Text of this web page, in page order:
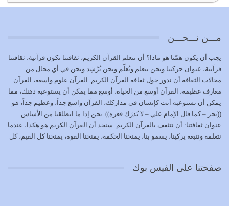
الوظيفة عبارة عن مسؤولية يجب النهوض بها كما ينبغي لكي
وَالْمُنْفِقِينَ…
يوليو 17, 2026
الاعتصام بحبل الله أمر إلهي للمؤمنين وهو بمثابة سبب بينهم
وبين الله يترتب عليه النصر…
يوليو 16, 2026
إما أن نحاول أن نكون من أولياء الله فيتم على أيدينا ضرب
يوليو 15, 2026
مـــن نـــحـــن
يجب أن يكون همّنا هو ماذا؟ أن نتعلم القرآن الكريم، ثقافتنا تكون قرآنية، ثقافتنا
قرآنية، عنوان حركتنا ونحن نتعلم ونُعلّم ونحن نُرْشِد ونحن في أي مجال من
مجالات الثقافة أن ندور حول ثقافة القرآن الكريم. القرآن علوم واسعة، القرآن
معارف عظيمة، القرآن أوسع من الحياة، أوسع مما يمكن أن يستوعبه ذهنك، مما
يمكن أن تستوعبه أنت كإنسان في مداركك، القرآن واسع جداً، وعظيم جداً، هو
((بحر – كما قال الإمام علي – لا يُدرَك قعره)). نحن إذا ما انطلقنا من الأساس
عنوان ثقافتنا: أن نتثقف بالقرآن الكريم. سنجد أن القرآن الكريم هو هكذا، عندما
نتعلمه ونتبعه يزكينا، يسمو بنا، يمنحنا الحكمة، يمنحنا القوة، يمنحنا كل القيم، كل
بمستوى أن نثقف الآخرين بالقرآن الكريم، وأن نتثقف بثقافة القرآن الكريم
صفحتنا على الفيس بوك